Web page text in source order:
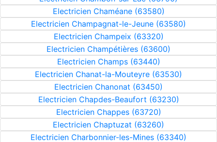
Electricien Chaméane (63580)
Electricien Champagnat-le-Jeune (63580)
Electricien Champeix (63320)
Electricien Champétières (63600)
Electricien Champs (63440)
Electricien Chanat-la-Mouteyre (63530)
Electricien Chanonat (63450)
Electricien Chapdes-Beaufort (63230)
Electricien Chappes (63720)
Electricien Chaptuzat (63260)
Electricien Charbonnier-les-Mines (63340)